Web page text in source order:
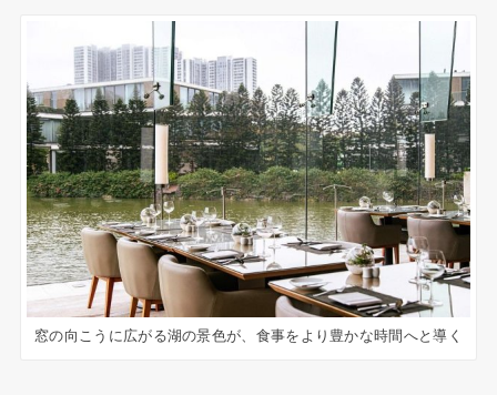
窓の向こうに広がる湖の景色が、食事をより豊かな時間へと導く